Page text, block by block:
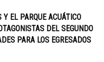
EL PARQUE ACUÁTICO
DEL SEGUNDO
PARA LOS EGRESADOS